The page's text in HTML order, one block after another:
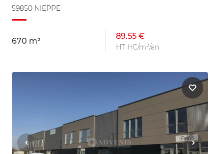
59850 NIEPPE
670 m²
89.55 €
HT HC/m²/an